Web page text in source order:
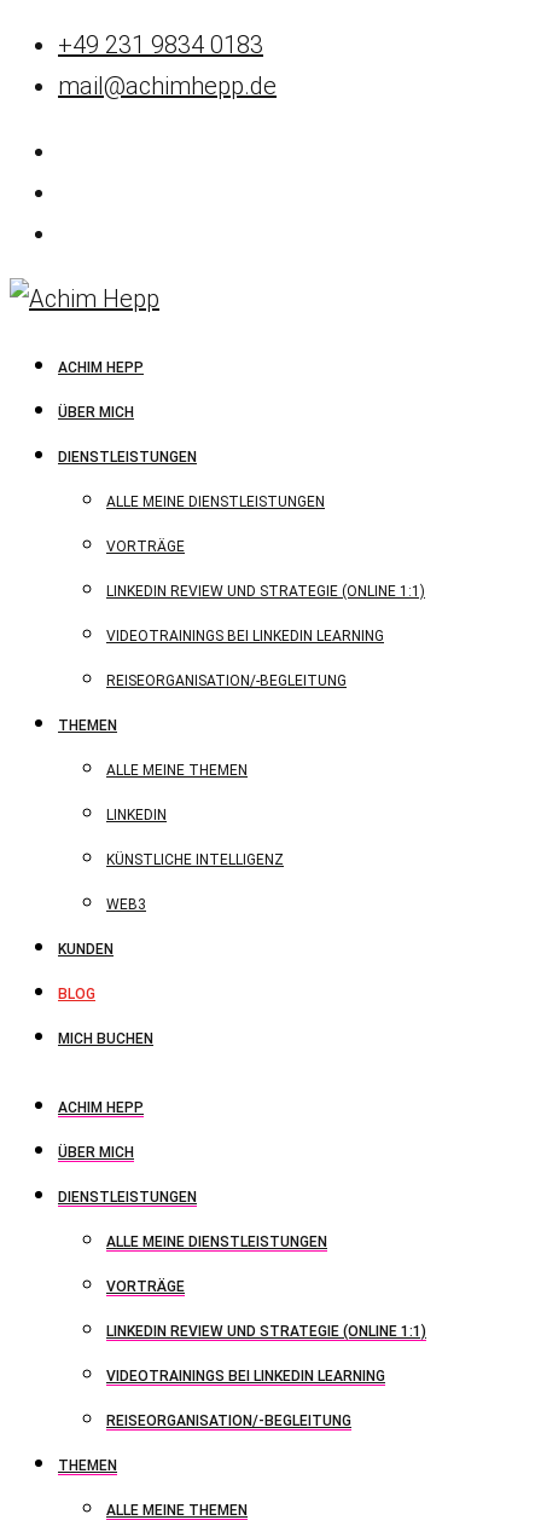
+49 231 9834 0183
mail@achimhepp.de
ACHIM HEPP
ÜBER MICH
DIENSTLEISTUNGEN
ALLE MEINE DIENSTLEISTUNGEN
VORTRÄGE
LINKEDIN REVIEW UND STRATEGIE (ONLINE 1:1)
VIDEOTRAININGS BEI LINKEDIN LEARNING
REISEORGANISATION/-BEGLEITUNG
THEMEN
ALLE MEINE THEMEN
LINKEDIN
KÜNSTLICHE INTELLIGENZ
WEB3
KUNDEN
BLOG
MICH BUCHEN
ACHIM HEPP
ÜBER MICH
DIENSTLEISTUNGEN
ALLE MEINE DIENSTLEISTUNGEN
VORTRÄGE
LINKEDIN REVIEW UND STRATEGIE (ONLINE 1:1)
VIDEOTRAININGS BEI LINKEDIN LEARNING
REISEORGANISATION/-BEGLEITUNG
THEMEN
ALLE MEINE THEMEN